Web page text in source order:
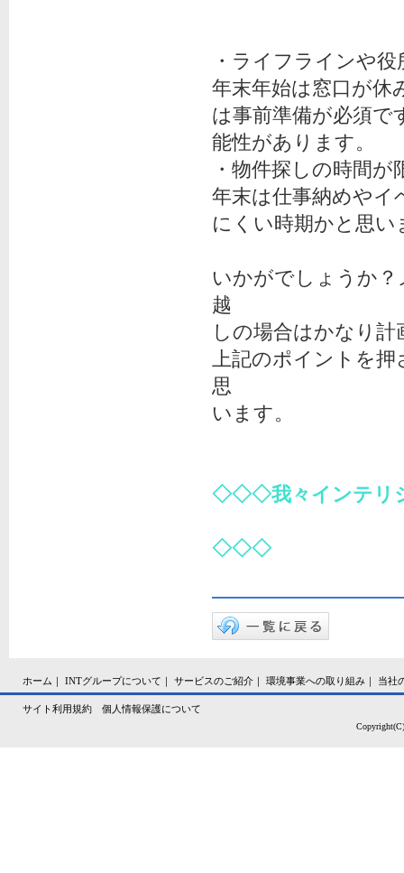
・ライフラインや
年末年始は窓口が休
は事前準備が必須で
能性があります。
・物件探しの時間が
年末は仕事納めやイ
にくい時期かと思い
いかがでしょうか
越
しの場合はかなり
上記のポイントを
思
います。
◇◇◇我々インテリ
◇◇◇
ホーム ｜ INTグループについて ｜ サービスのご紹介 ｜ 環境事業への取り組み ｜ 当社
サイト利用規約 個人情報保護について